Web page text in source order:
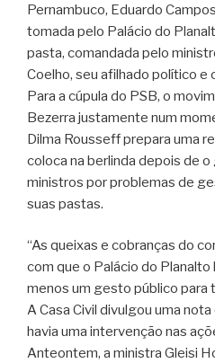
Pernambuco, Eduardo
tomada pelo Palácio do
pasta, comandada pelo
Coelho, seu afilhado político e
Para a cúpula do PSB, o
Bezerra justamente num
Dilma Rousseff prepara uma
coloca na berlinda depois de
ministros por problemas de
suas pastas.
“As queixas e cobranças do
com que o Palácio do
menos um gesto público para
A Casa Civil divulgou uma
havia uma intervenção nas
Anteontem, a ministra Gleisi